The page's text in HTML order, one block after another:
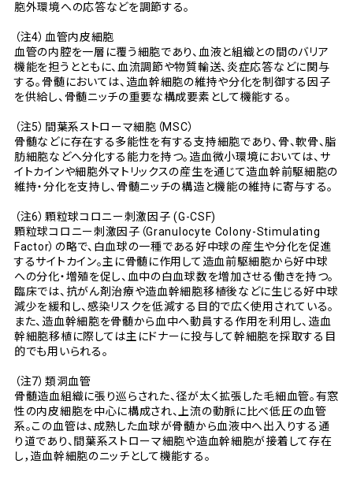
胞外環境への応答などを調節する。
（注4）血管内皮細胞
血管の内腔を一層に覆う細胞であり、血液と組織との間のバリア
機能を担うとともに、血流調節や物質輸送、炎症応答などに関与
する。骨髄においては、造血幹細胞の維持や分化を制御する因子
を供給し、骨髄ニッチの重要な構成要素として機能する。
（注5）間葉系ストローマ細胞（MSC）
骨髄などに存在する多能性を有する支持細胞であり、骨、軟骨、脂
肪細胞などへ分化する能力を持つ。造血微小環境においては、サ
イトカインや細胞外マトリックスの産生を通じて造血幹前駆細胞の
維持・分化を支持し、骨髄ニッチの構造と機能の維持に寄与する。
（注6）顆粒球コロニー刺激因子 (G-CSF)
顆粒球コロニー刺激因子（Granulocyte Colony-Stimulating
Factor）の略で、白血球の一種である好中球の産生や分化を促進
するサイトカイン。主に骨髄に作用して造血前駆細胞から好中球
への分化・増殖を促し、血中の白血球数を増加させる働きを持つ。
臨床では、抗がん剤治療や造血幹細胞移植後などに生じる好中球
減少を緩和し、感染リスクを低減する目的で広く使用されている。
また、造血幹細胞を骨髄から血中へ動員する作用を利用し、造血
幹細胞移植に際しては主にドナーに投与して幹細胞を採取する目
的でも用いられる。
（注7）類洞血管
骨髄造血組織に張り巡らされた、径が太く拡張した毛細血管。有窓
性の内皮細胞を中心に構成され、上流の動脈に比べ低圧の血管
系。この血管は、成熟した血球が骨髄から血液中へ出入りする通
り道であり、間葉系ストローマ細胞や造血幹細胞が接着して存在
し，造血幹細胞のニッチとして機能する。